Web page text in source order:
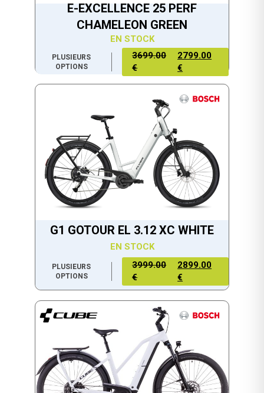
E-EXCELLENCE 25 PERF
CHAMELEON GREEN
EN STOCK
PLUSIEURS
OPTIONS
3699.00
€
2799.00
€
G1 GOTOUR EL 3.12 XC WHITE
EN STOCK
PLUSIEURS
OPTIONS
3999.00
€
2899.00
€